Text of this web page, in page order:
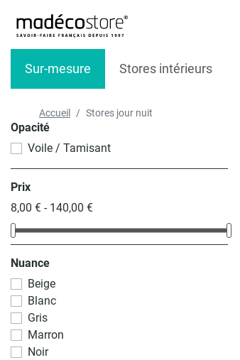
Sur-mesure Stores intérieurs
Accueil Stores jour nuit
Opacité
Voile / Tamisant
Prix
8,00 € - 140,00 €
Nuance
Beige
Blanc
Gris
Marron
Noir